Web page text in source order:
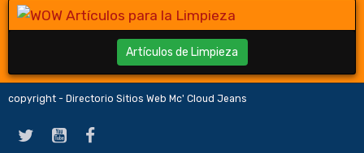
Artículos de Limpieza
copyright - Directorio Sitios Web Mc' Cloud Jeans